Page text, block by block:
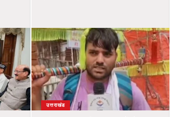
उत्तराखंड